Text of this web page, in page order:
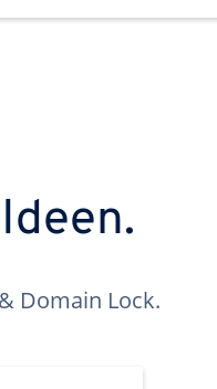
Domain Lock.